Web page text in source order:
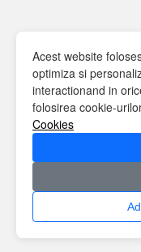
Acest website
optimiza si
interactionand in
folosirea cookie-
Cookies